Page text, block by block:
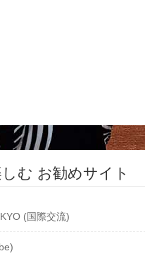
む お勧めサイト
(国際交流)